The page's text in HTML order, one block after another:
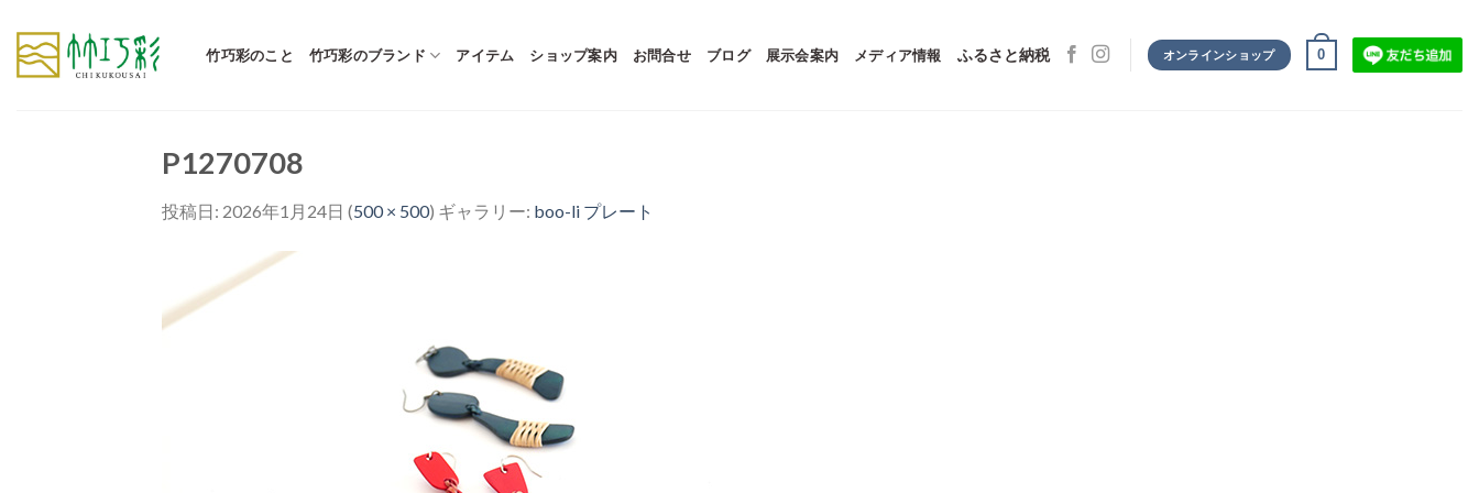
content
竹巧彩のこと 竹巧彩のブランド アイテム ショップ案内 お問合せ ブログ 展示会案内 メディア情報 ふるさと納税 オンラインショップ 0
P1270708
投稿日: 2026年1月24日 (500 × 500) ギャラリー: boo-li プレート